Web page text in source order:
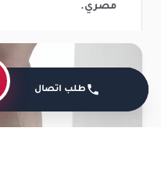
مصري.
طلب اتصال